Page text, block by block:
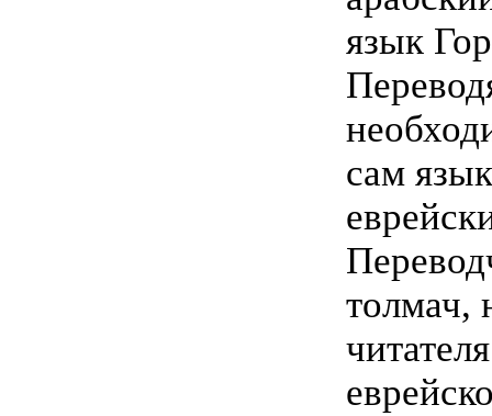
язык
сам
толмач,